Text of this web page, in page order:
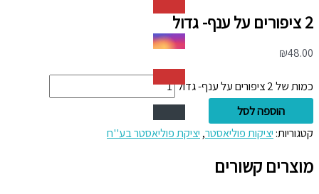
2 ציפורים על ענף- גדול
₪48.00
כמות של 2 ציפורים על ענף- גדול
הוספה לסל
קטגוריות: יציקות פוליאסטר, יציקת פוליאסטר בע''ח
מוצרים קשורים